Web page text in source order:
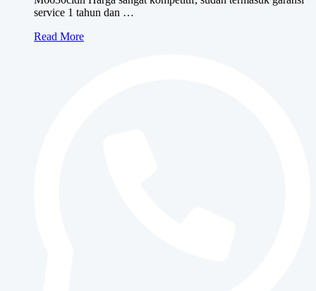
service 1 tahun dan …
Kyocera
Read More